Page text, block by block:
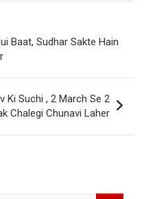
Baat, Sudhar Sakte Hain
Ki Suchi , 2 March Se 2
Chalegi Chunavi Laher